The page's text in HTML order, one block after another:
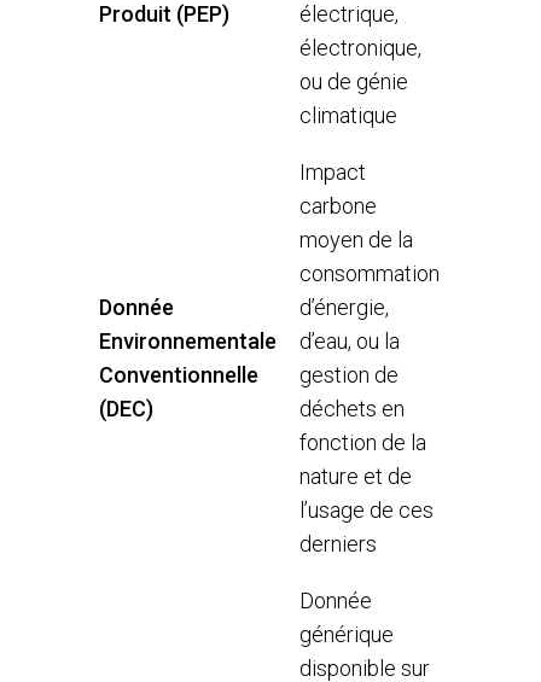
Produit (PEP)
électrique,
électronique,
ou de génie
climatique
Donnée
Environnementale
Conventionnelle
(DEC)
Impact
carbone
moyen de la
consommation
d’énergie,
d’eau, ou la
gestion de
déchets en
fonction de la
nature et de
l’usage de ces
derniers
Donnée
générique
disponible sur